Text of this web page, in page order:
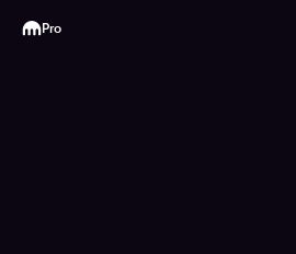
Kraken
Pro